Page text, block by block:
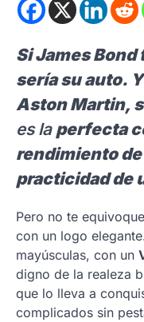
Si James
sería su auto.
Aston Martin,
es la perfecta
rendimiento
practicidad de
Pero no te
con un logo
mayúsculas, con un
digno de la realeza
que lo lleva a
complicados sin